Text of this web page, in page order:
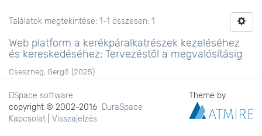
Találatok megtekintése: 1-1 összesen: 1
Web platform a kerékpáralkatrészek kezeléséhez
és kereskedéséhez: Tervezéstől a megvalósításig
Cseszneg, Gergő (2025)
DSpace software
copyright © 2002-2016 DuraSpace
Kapcsolat
Visszajelzés
Theme by